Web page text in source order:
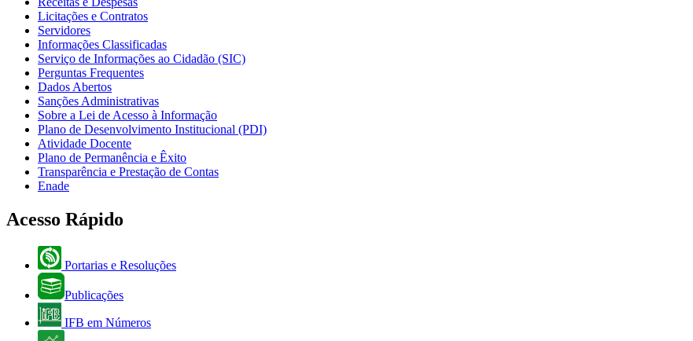
Licitações e Contratos
Servidores
Informações Classificadas
Serviço de Informações ao Cidadão (SIC)
Perguntas Frequentes
Dados Abertos
Sanções Administrativas
Sobre a Lei de Acesso à Informação
Plano de Desenvolvimento Institucional (PDI)
Atividade Docente
Plano de Permanência e Êxito
Transparência e Prestação de Contas
Enade
Acesso Rápido
Portarias e Resoluções
Publicações
IFB em Números